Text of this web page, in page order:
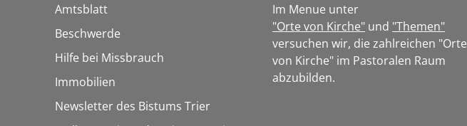
Amtsblatt
Beschwerde
Hilfe bei Missbrauch
Immobilien
Newsletter des Bistums Trier
Im Menue unter
"Orte von Kirche" und "Themen"
versuchen wir, die zahlreichen "Orte
von Kirche" im Pastoralen Raum
abzubilden.